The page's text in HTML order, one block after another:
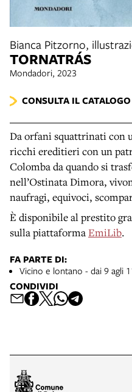
Bianca Pitzorno,
TORNATRÁS
Mondadori, 2023
CONSULTA IL CATALOGO
Da orfani squattrinati con
ricchi ereditieri con un
Colomba da quando si
nell’Ostinata Dimora,
naufragi, equivoci,
È disponibile al prestito
sulla piattaformaEmiLib.
FA PARTE DI:
Vicino e lontano - dai 9 agli
CONDIVIDI